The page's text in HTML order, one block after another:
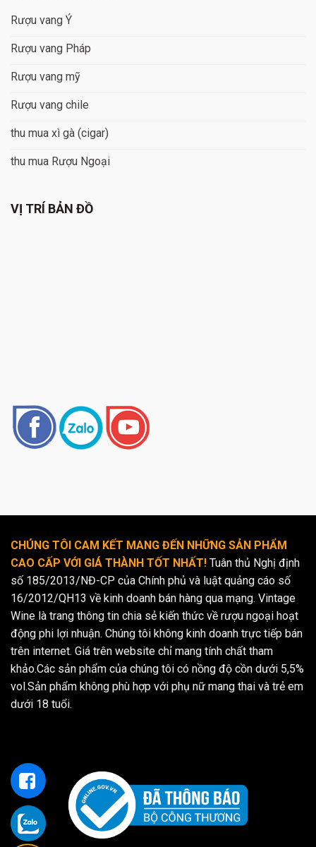
Rượu vang Ý
Rượu vang Pháp
Rượu vang mỹ
Rượu vang chile
thu mua xì gà (cigar)
thu mua Rượu Ngoại
VỊ TRÍ BẢN ĐỒ
CHÚNG TÔI CAM KẾT MANG ĐẾN NHỮNG SẢN PHẨM
CAO CẤP VỚI GIÁ THÀNH TỐT NHẤT! Tuân thủ Nghị định
số 185/2013/NĐ-CP của Chính phủ và luật quảng cáo số
16/2012/QH13 về kinh doanh bán hàng qua mạng. Vintage
Wine là trang thông tin chia sẻ kiến thức về rượu ngoại hoạt
động phi lợi nhuận. Chúng tôi không kinh doanh trực tiếp bán
trên internet. Giá trên website chỉ mang tính chất tham
khảo.Các sản phẩm của chúng tôi có nồng độ cồn dưới 5,5%
vol.Sản phẩm không phù hợp với phụ nữ mang thai và trẻ em
dưới 18 tuổi.